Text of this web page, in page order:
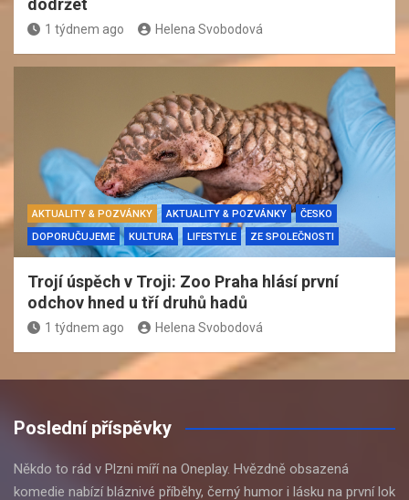
dodržet
1 týdnem ago Helena Svobodová
AKTUALITY & POZVÁNKY AKTUALITY & POZVÁNKY
ČESKO
DOPORUČUJEME
KULTURA LIFESTYLE ZE SPOLEČNOSTI
Trojí úspěch v Troji: Zoo Praha hlásí první
odchov hned u tří druhů hadů
1 týdnem ago Helena Svobodová
Poslední příspěvky
Někdo to rád v Plzni míří na Oneplay. Hvězdně obsazená
komedie nabízí bláznivé příběhy, černý humor i lásku na první lok